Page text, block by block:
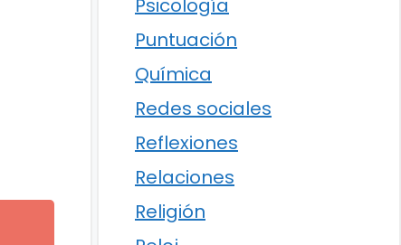
Psicología
Puntuación
Química
Redes sociales
Reflexiones
Relaciones
Religión